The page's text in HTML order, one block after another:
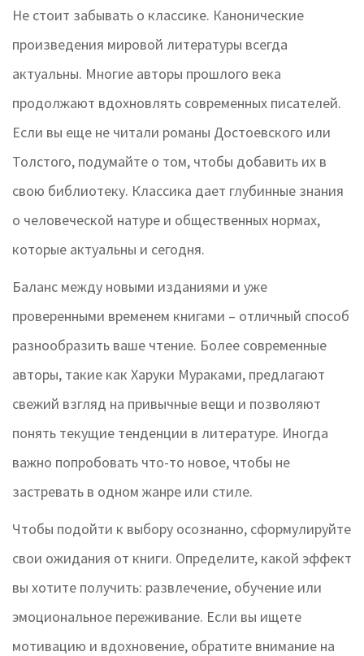
Не стоит забывать о классике. Канонические
произведения мировой литературы всегда
актуальны. Многие авторы прошлого века
продолжают вдохновлять современных писателей.
Если вы еще не читали романы Достоевского или
Толстого, подумайте о том, чтобы добавить их в
свою библиотеку. Классика дает глубинные знания
о человеческой натуре и общественных нормах,
которые актуальны и сегодня.
Баланс между новыми изданиями и уже
проверенными временем книгами – отличный способ
разнообразить ваше чтение. Более современные
авторы, такие как Харуки Мураками, предлагают
свежий взгляд на привычные вещи и позволяют
понять текущие тенденции в литературе. Иногда
важно попробовать что-то новое, чтобы не
застревать в одном жанре или стиле.
Чтобы подойти к выбору осознанно, сформулируйте
свои ожидания от книги. Определите, какой эффект
вы хотите получить: развлечение, обучение или
эмоциональное переживание. Если вы ищете
мотивацию и вдохновение, обратите внимание на